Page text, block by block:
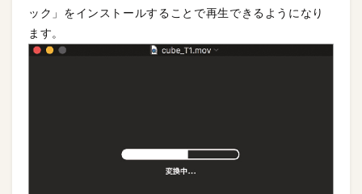
ック」をインストールすることで再生できるようになり
ます。